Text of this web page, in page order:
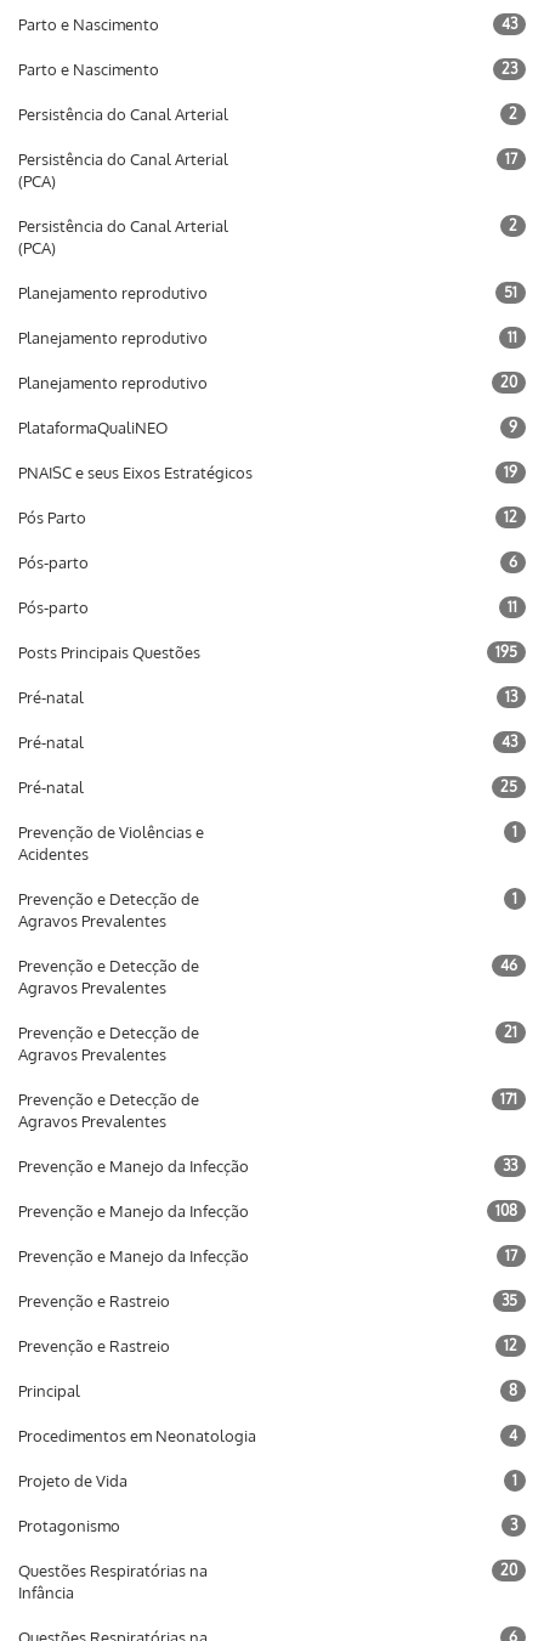
Parto e Nascimento 43
Parto e Nascimento 23
Persistência do Canal Arterial 2
Persistência do Canal Arterial
(PCA)
17
Persistência do Canal Arterial
(PCA)
2
Planejamento reprodutivo 51
Planejamento reprodutivo 11
Planejamento reprodutivo 20
PlataformaQualiNEO 9
PNAISC e seus Eixos Estratégicos 19
Pós Parto 12
Pós-parto 6
Pós-parto 11
Posts Principais Questões 195
Pré-natal 13
Pré-natal 43
Pré-natal 25
Prevenção de Violências e
Acidentes
1
Prevenção e Detecção de
Agravos Prevalentes
1
Prevenção e Detecção de
Agravos Prevalentes
46
Prevenção e Detecção de
Agravos Prevalentes
21
Prevenção e Detecção de
Agravos Prevalentes
171
Prevenção e Manejo da Infecção 33
Prevenção e Manejo da Infecção 108
Prevenção e Manejo da Infecção 17
Prevenção e Rastreio 35
Prevenção e Rastreio 12
Principal 8
Procedimentos em Neonatologia 4
Projeto de Vida 1
Protagonismo 3
Questões Respiratórias na
Infância
20
6